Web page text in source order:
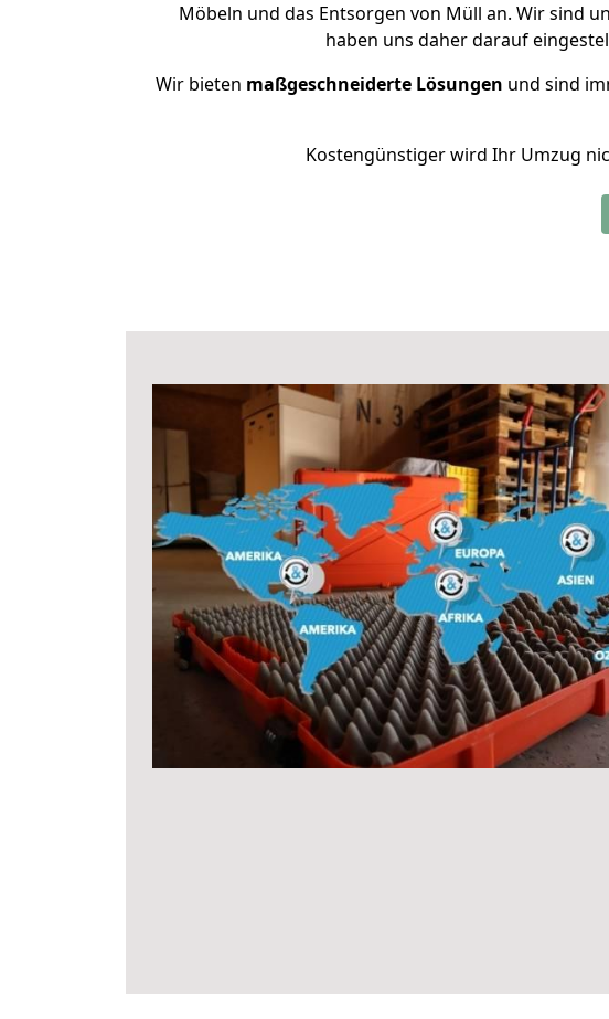
Möbeln und das Entsorgen von Müll an. Wir sind
haben uns daher darauf
Wir bieten maßgeschneiderte Lösungen und sind
Kostengünstiger wird Ihr Umzug